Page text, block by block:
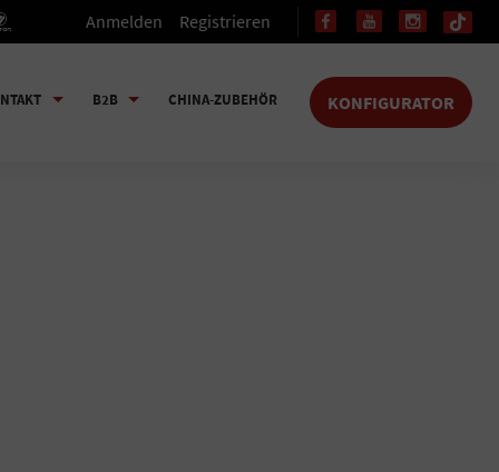
Anmelden Registrieren
B2B CHINA-ZUBEHÖR KONFIGURATOR